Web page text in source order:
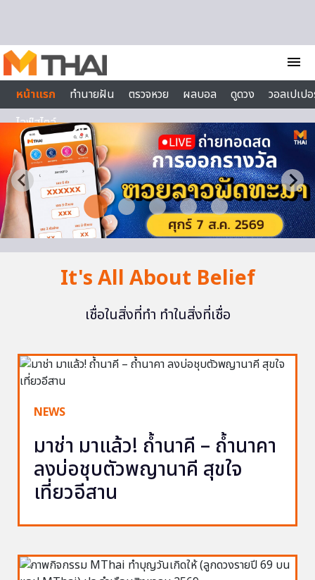
menu
หน้าแรก
ทำนายฝัน ตรวจหวย ผลบอล ดูดวง
วอลเปเป
ไลฟ์สไตล์
It's All About Belief
เชื่อในสิ่งที่ทำ ทำในสิ่งที่เชื่อ
NEWS
มาช่า มาแล้ว! ถ้ำนาคี – ถ้ำนาคา
ลงบ่อชุบตัวพญานาคี สุขใจ
เที่ยวอีสาน